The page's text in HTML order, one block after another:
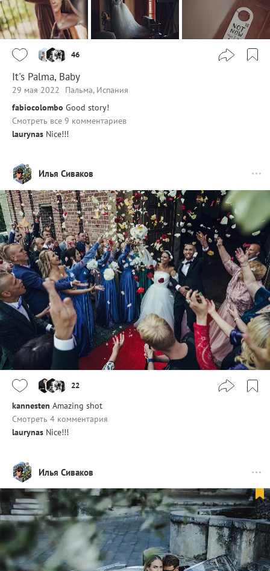
46
It's Palma, Baby
29 мая 2022
Пальма, Испания
fabiocolombo Good story!
Смотреть все 9 комментариев
laurynas Nice!!!
Илья Сиваков
22
kannesten Amazing shot
Смотреть 4 комментария
laurynas Nice!!!
Илья Сиваков